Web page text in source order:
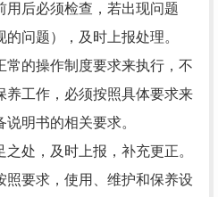
用后必须检查，若出现问题
的问题），及时上报处理。
常的操作制度要求来执行，不
养工作，必须按照具体要求来
明书的相关要求。
处，及时上报，补充更正。
照要求，使用、维护和保养设